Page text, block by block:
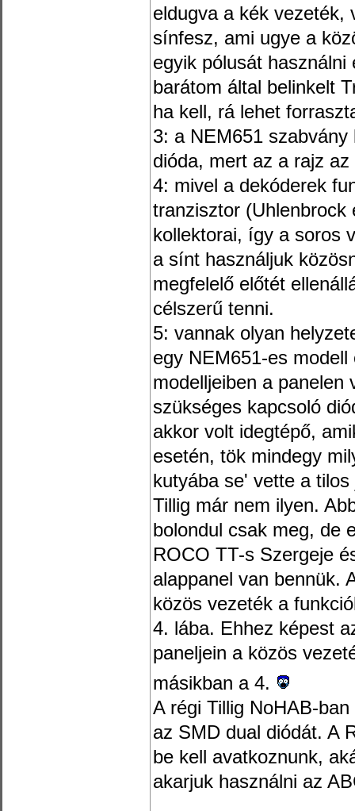
eldugva a kék vezeték,
sínfesz, ami ugye a
egyik pólusát
barátom által belinkelt
ha kell, rá lehet
3: a NEM651
dióda, mert az a rajz
4: mivel a dekóderek
tranzisztor (Uhlenbrock
kollektorai, így a soros
a sínt használjuk
megfelelő előtét
célszerű tenni.
5: vannak olyan
egy NEM651-es
modelljeiben a panelen
szükséges kapcsoló
akkor volt idegtépő,
esetén, tök mindegy
kutyába se' vette a
Tillig már nem ilyen.
bolondul csak meg, de
ROCO TT-s Szergeje
alappanel van bennük.
közös vezeték a
4. lába. Ehhez képest
paneljein a közös
másikban a 4.
A régi Tillig NoHAB-
az SMD dual diódát. A
be kell avatkoznunk,
akarjuk használni az